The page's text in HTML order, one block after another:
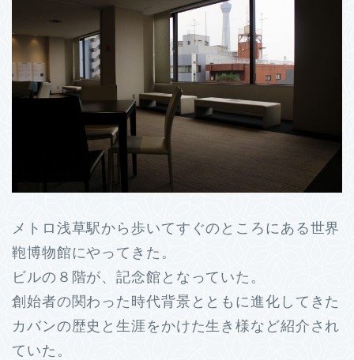
メトロ浅草駅から歩いてすぐのところにある世界
鞄博物館にやってきた。
ビルの８階が、記念館となっていた。
創始者の関わった時代背景とともに進化してきた
カバンの歴史と生涯をかけた生き様など紹介され
ていた。